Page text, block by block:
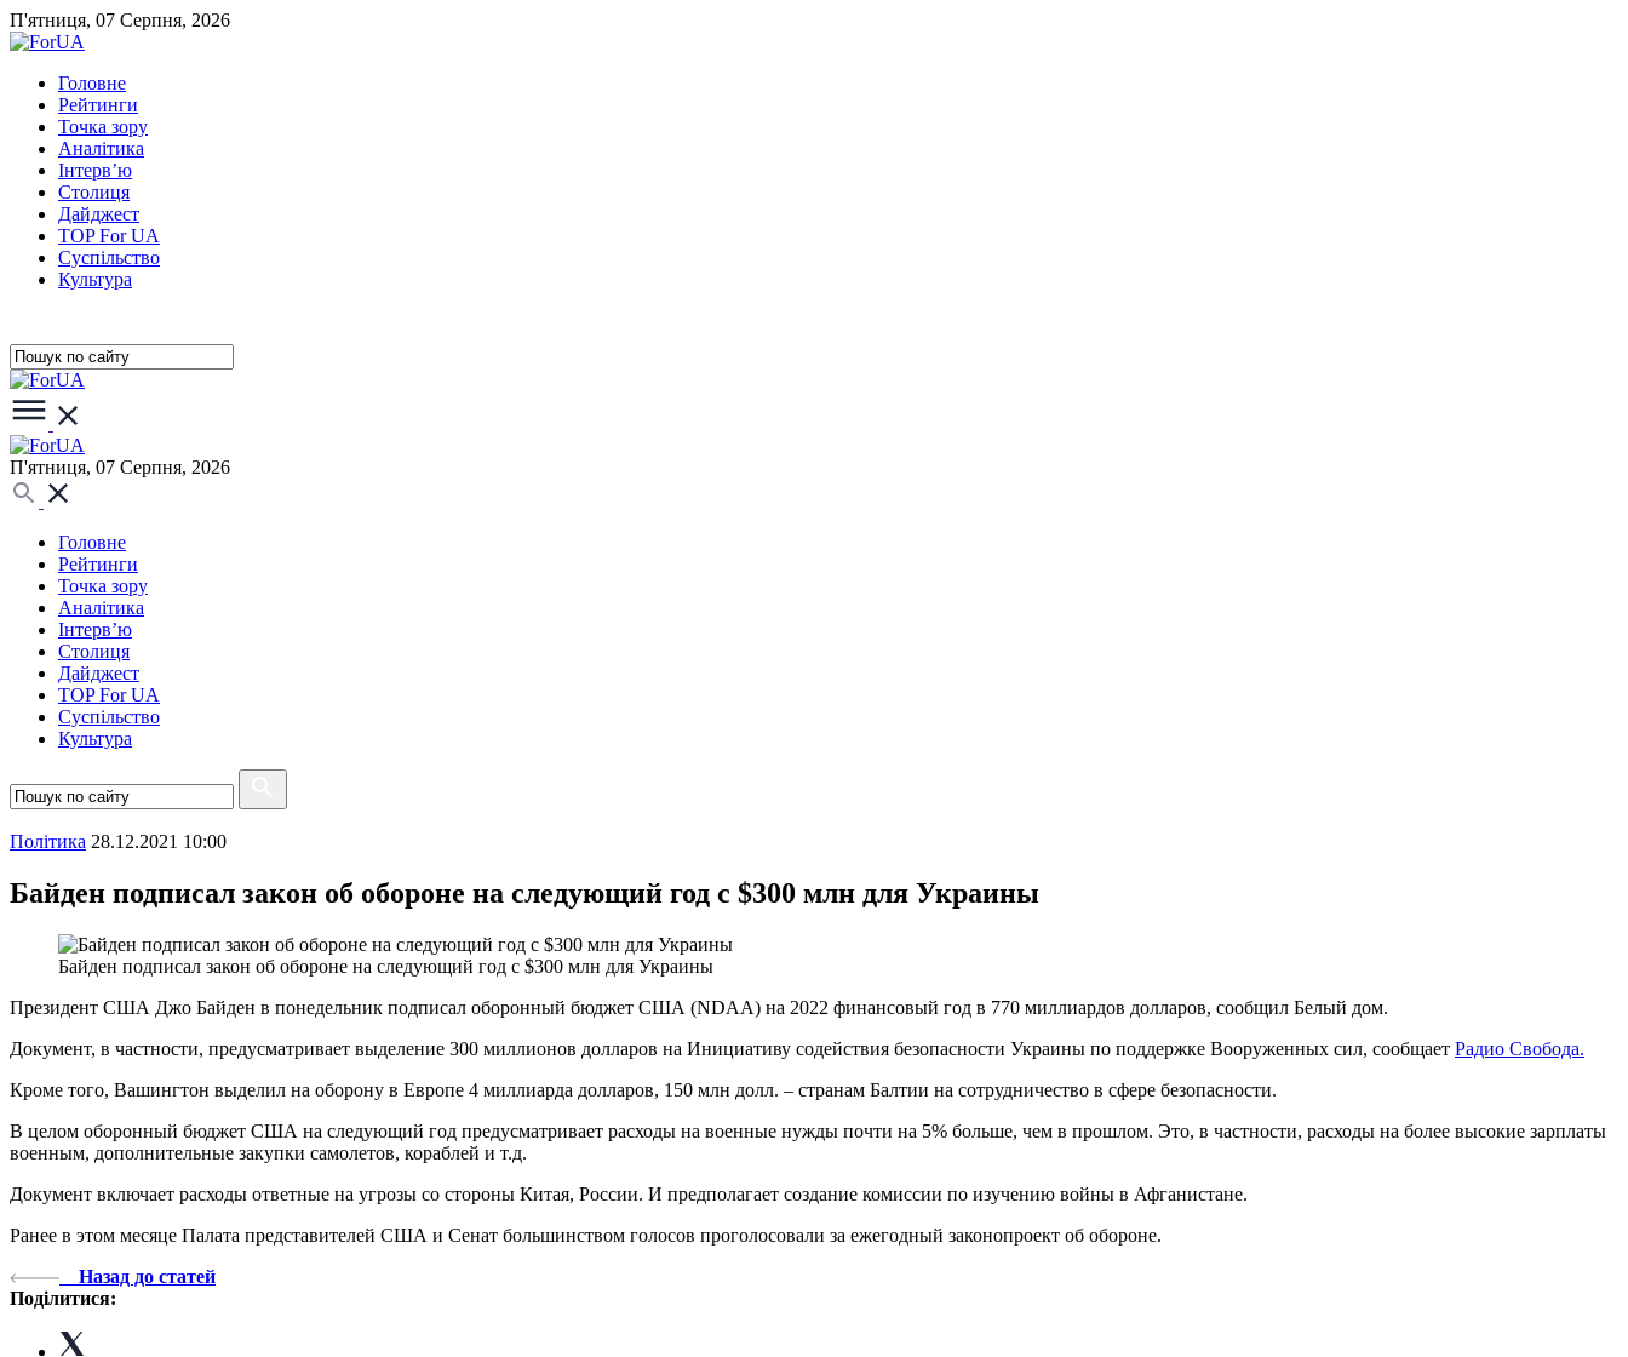
П'ятниця, 07 Серпня, 2026
Головне
Рейтинги
Точка зору
Аналітика
Інтерв’ю
Столиця
Дайджест
TOP For UA
Суспiльство
Культура
П'ятниця, 07 Серпня, 2026
Головне
Рейтинги
Точка зору
Аналітика
Інтерв’ю
Столиця
Дайджест
TOP For UA
Суспiльство
Культура
Полiтика 28.12.2021 10:00
Байден подписал закон об обороне на следующий год с $300 млн для Украины
Байден подписал закон об обороне на следующий год с $300 млн для Украины
Президент США Джо Байден в понедельник подписал оборонный бюджет США (NDAA) на 2022 финансовый год в 770 миллиардов долларов, сообщил Белый дом.
Документ, в частности, предусматривает выделение 300 миллионов долларов на Инициативу содействия безопасности Украины по поддержке Вооруженных сил, сообщает Радио Свобода.
Кроме того, Вашингтон выделил на оборону в Европе 4 миллиарда долларов, 150 млн долл. – странам Балтии на сотрудничество в сфере безопасности.
В целом оборонный бюджет США на следующий год предусматривает расходы на военные нужды почти на 5% больше, чем в прошлом. Это, в частности, расходы на более высокие зарплаты
военным, дополнительные закупки самолетов, кораблей и т.д.
Документ включает расходы ответные на угрозы со стороны Китая, России. И предполагает создание комиссии по изучению войны в Афганистане.
Ранее в этом месяце Палата представителей США и Сенат большинством голосов проголосовали за ежегодный законопроект об обороне.
Назад до статей
Поділитися: